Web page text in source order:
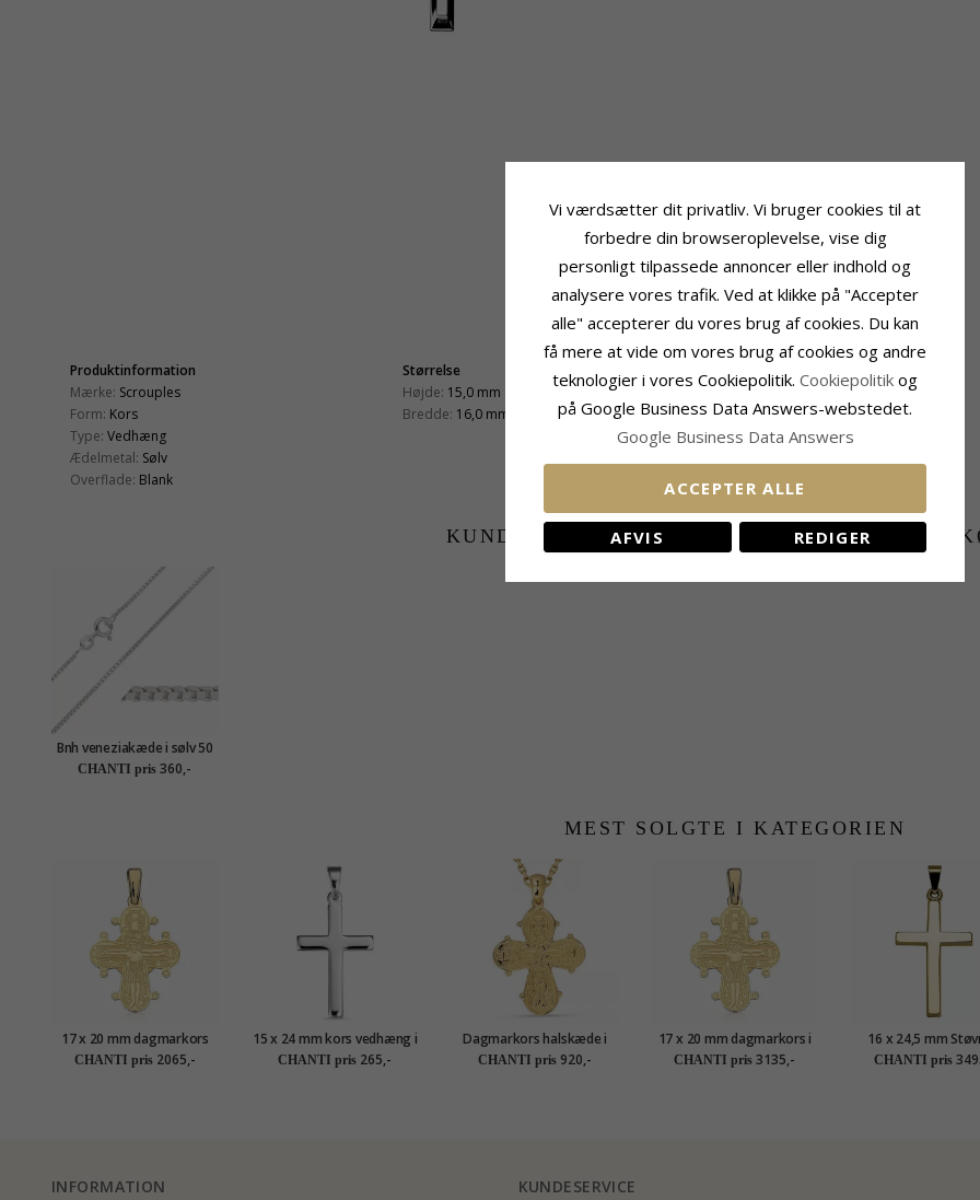
Produktinformation
Mærke: Scrouples
Form: Kors
Type: Vedhæng
Ædelmetal: Sølv
Overflade: Blank
Størrelse
Højde: 15,0 mm
Bredde: 16,0 mm
Leveringstid
Leveringstid: 2-3 Hverdage
KUNDER DER HAR KØBT DENNE HAR OGSÁ
Bnh veneziakæde i sølv 50
cm x 1,2 mm
CHANTI pris 360,-
MEST SOLGTE I KATEGORIEN
17 x 20 mm dagmarkors
med fadervor i 8 karat guld
- Amoré
CHANTI pris 2065,-
15 x 24 mm kors vedhæng i
sølv - Amoré
CHANTI pris 265,-
Dagmarkors halskæde i
forgyldt sølv med vedhæng
i forgyldt sølv
CHANTI pris 920,-
17 x 20 mm dagmarkors i
14 karat guld - Amoré
CHANTI pris 3135,-
16 x 24,5 mm
Design kors
karat guld
CHANTI pris
INFORMATION KUNDESERVICE
Vi værdsætter dit privatliv. Vi bruger cookies til at
forbedre din browseroplevelse, vise dig
personligt tilpassede annoncer eller indhold og
analysere vores trafik. Ved at klikke på "Accepter
alle" accepterer du vores brug af cookies. Du kan
få mere at vide om vores brug af cookies og andre
teknologier i vores Cookiepolitik. Cookiepolitik og
på Google Business Data Answers-webstedet.
Google Business Data Answers
ACCEPTER ALLE
AFVIS REDIGER